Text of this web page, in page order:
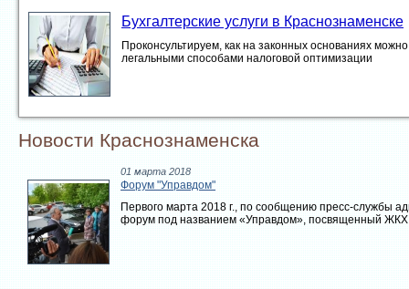
Бухгалтерские услуги в Краснознаменске
Проконсультируем, как на законных основаниях
легальными способами налоговой оптимизации
Новости Краснознаменска
01 марта 2018
Форум "Управдом"
Первого марта 2018 г., по сообщению пресс-службы
форум под названием «Управдом», посвященный